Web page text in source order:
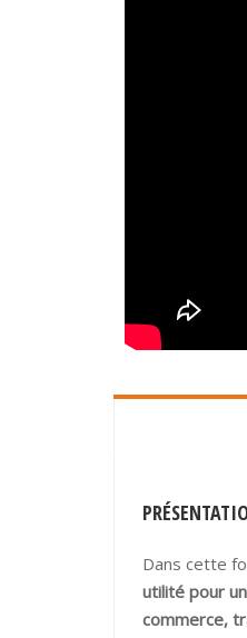
Dans cette
utilité pour
commerce,